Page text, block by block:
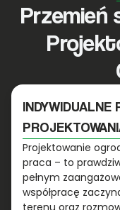
Przemień
INDYWIDUALNE
Projektowanie
praca – to
pełnym
współpracę